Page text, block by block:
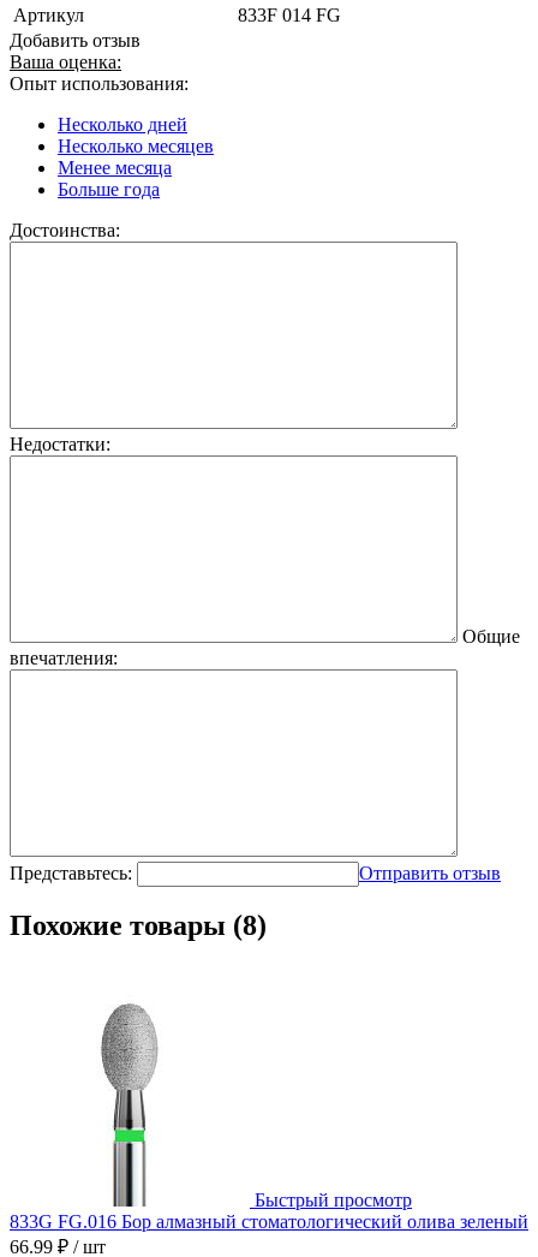
Артикул
833F 014 FG
Добавить отзыв
Ваша оценка:
Опыт использования:
Несколько дней
Несколько месяцев
Менее месяца
Больше года
Достоинства:
Недостатки:
Общие
впечатления:
Представьтесь: Отправить отзыв
Похожие товары (8)
Быстрый просмотр
833G FG.016 Бор алмазный стоматологический олива зеленый
66.99 ₽ / шт